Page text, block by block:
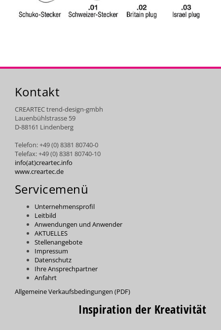
Kontakt
CREARTEC trend-design-gmbh
Lauenbühlstrasse 59
D-88161 Lindenberg
Telefon: +49 (0) 8381 80740-0
Telefax: +49 (0) 8381 80740-10
info(at)creartec.info
www.creartec.de
Servicemenü
Unternehmensprofil
Leitbild
Anwendungen und Anwender
AKTUELLES
Stellenangebote
Impressum
Datenschutz
Ihre Ansprechpartner
Anfahrt
Allgemeine Verkaufsbedingungen (PDF)
Inspiration der Kreativität